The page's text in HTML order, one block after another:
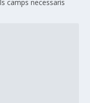
camps necessaris